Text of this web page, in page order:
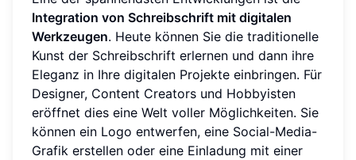
Integration von Schreibschrift mit digitalen
Werkzeugen. Heute können Sie die traditionelle
Kunst der Schreibschrift erlernen und dann ihre
Eleganz in Ihre digitalen Projekte einbringen. Für
Designer, Content Creators und Hobbyisten
eröffnet dies eine Welt voller Möglichkeiten. Sie
können ein Logo entwerfen, eine Social-Media-
Grafik erstellen oder eine Einladung mit einer